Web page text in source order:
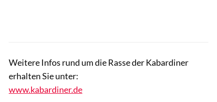
Weitere Infos rund um die Rasse der Kabardiner
erhalten Sie unter:
www.kabardiner.de